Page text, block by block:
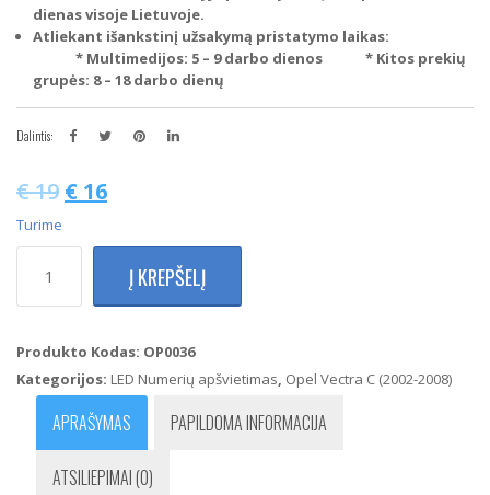
dienas visoje Lietuvoje.
Atliekant išankstinį užsakymą pristatymo laikas:
* Multimedijos: 5 – 9 darbo dienos * Kitos prekių
grupės: 8 – 18 darbo dienų
Dalintis:
€19 € 16
Turime
kiekis:
C
2002-
numerių
apšvietimas
Į KREPŠELĮ
Produkto Kodas: OP0036
Kategorijos: LED Numerių apšvietimas, Opel Vectra C (2002-2008)
APRAŠYMAS PAPILDOMA INFORMACIJA
ATSILIEPIMAI (0)